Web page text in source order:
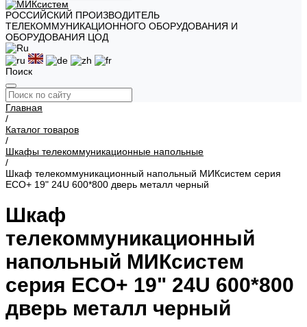
РОССИЙСКИЙ ПРОИЗВОДИТЕЛЬ
ТЕЛЕКОММУНИКАЦИОННОГО ОБОРУДОВАНИЯ И
ОБОРУДОВАНИЯ ЦОД
Поиск
Главная
/
Каталог товаров
/
Шкафы телекоммуникационные напольные
/
Шкаф телекоммуникационный напольный МИКсистем серия
ECO+ 19" 24U 600*800 дверь металл черный
Шкаф
телекоммуникационный
напольный МИКсистем
серия ECO+ 19" 24U 600*800
дверь металл черный